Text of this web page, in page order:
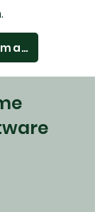
Meer informatie